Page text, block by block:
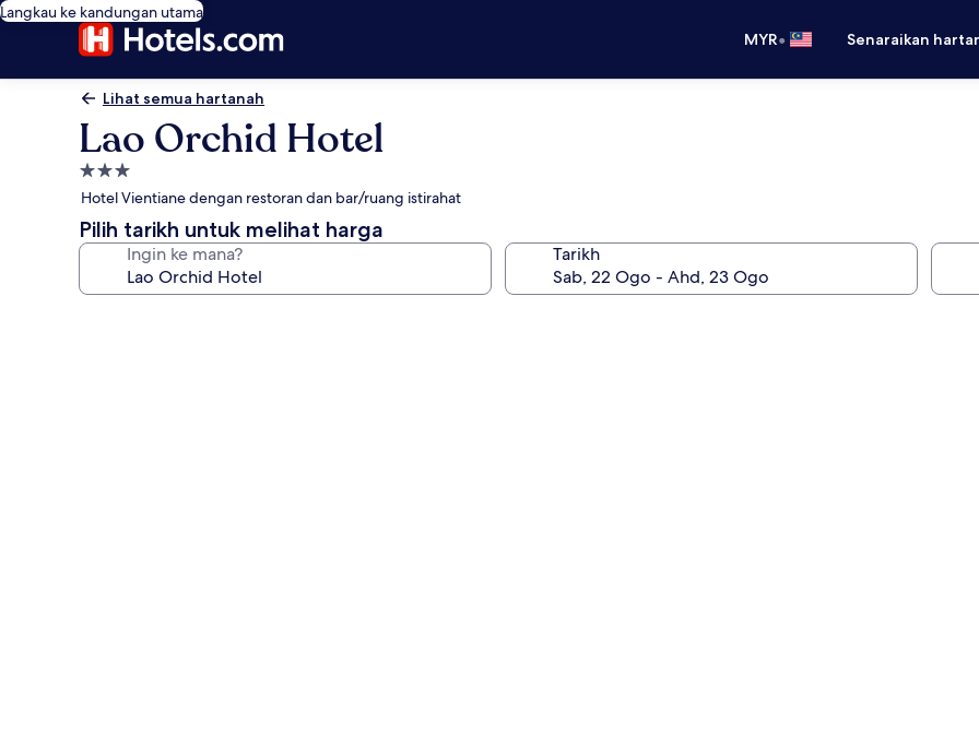
Langkau ke kandungan utama
MYR• Senaraikan
Lihat semua hartanah
Lao Orchid Hotel
Hartanah
3.0
bintang
Hotel Vientiane dengan restoran dan bar/ruang istirahat
Pilih tarikh untuk melihat harga
Ingin ke mana? Tarikh